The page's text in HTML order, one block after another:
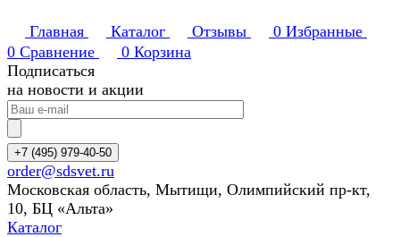
Главная Каталог Отзывы 0 Избранные
0 Сравнение 0 Корзина
Подписаться
на новости и акции
+7 (495) 979-40-50
order@sdsvet.ru
Московская область, Мытищи, Олимпийский пр-кт,
10, БЦ «Альта»
Каталог